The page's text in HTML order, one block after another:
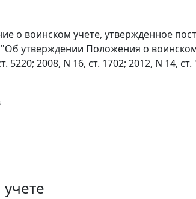
о воинском учете, утвержденное
утверждении Положения о
2008, N 16, ст. 1702; 2012, N 14, ст.